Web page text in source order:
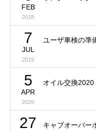
FEB
2018
7
JUL
2019
ユーザ車検の準
5
APR
2020
オイル交換2020
27 キャブオーバー